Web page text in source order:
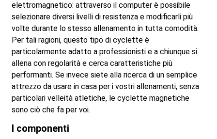
elettromagnetico: attraverso il computer è possibile
selezionare diversi livelli di resistenza e modificarli più
volte durante lo stesso allenamento in tutta comodità.
Per tali ragioni, questo tipo di cyclette è
particolarmente adatto a professionisti e a chiunque si
allena con regolarità e cerca caratteristiche più
performanti. Se invece siete alla ricerca di un semplice
attrezzo da usare in casa per i vostri allenamenti, senza
particolari velleità atletiche, le cyclette magnetiche
sono ciò che fa per voi.
I componenti